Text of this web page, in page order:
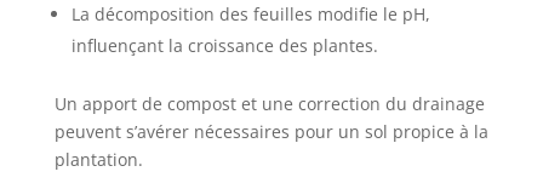
La décomposition des feuilles modifie le pH,
influençant la croissance des plantes.
Un apport de compost et une correction du drainage
peuvent s’avérer nécessaires pour un sol propice à la
plantation.